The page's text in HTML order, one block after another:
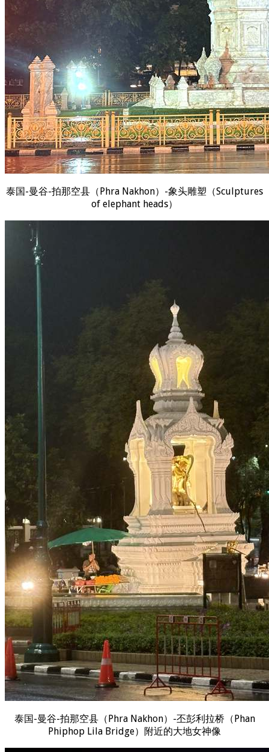
泰国-曼谷-拍那空县（Phra Nakhon）-象头雕塑（Sculptures
of elephant heads）
泰国-曼谷-拍那空县（Phra Nakhon）-丕彭利拉桥（Phan
Phiphop Lila Bridge）附近的大地女神像